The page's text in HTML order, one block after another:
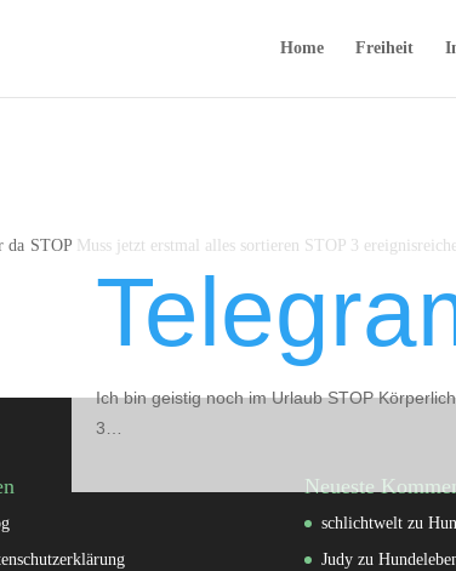
Home Freiheit
Ich bin geistig noch im Urlaub STOP
3…
STOP Muss jetzt erstmal alles sortieren STOP 3
Neueste
schlichtweltzu
Judyzu